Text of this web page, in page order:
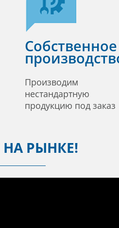
Собственное
Производим
нестандартную
продукцию под заказ
НА РЫНКЕ!